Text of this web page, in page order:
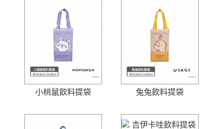
小桃鼠飲料提袋 兔兔飲料提袋